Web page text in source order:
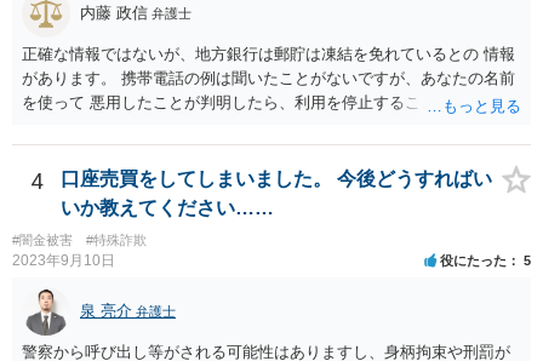
内藤 政信 弁護士
正確な情報ではないが、地方銀行は郵貯は凍結を免れているとの 情報
があります。 携帯電話の例は聞いたことがないですが、あなたの名前
を使って 悪用したことが判明したら、利用を停止することもあるでし
4
口座売買をしてしまいました。 今後どうすればい
いか教えてください……
#闇金被害 #特殊詐欺
2023年9月10日 役にたった 5
泉 亮介 弁護士
警察から呼び出し等がされる可能性はありますし、身柄拘束や刑罰が